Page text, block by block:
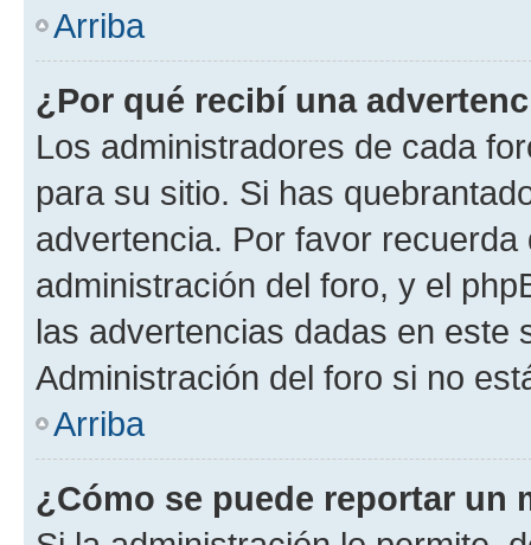
Arriba
¿Por qué recibí una
Los administradores de cada
para su sitio. Si has
advertencia. Por favor
administración del foro, y el
las advertencias dadas en este
Administración del foro si no
Arriba
¿Cómo se puede reportar un